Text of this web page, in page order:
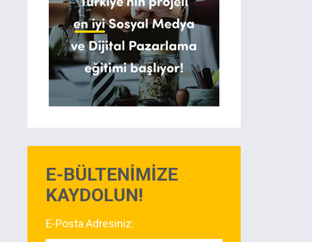
E-BÜLTENİMİZE
KAYDOLUN!
E-Posta Adresiniz: